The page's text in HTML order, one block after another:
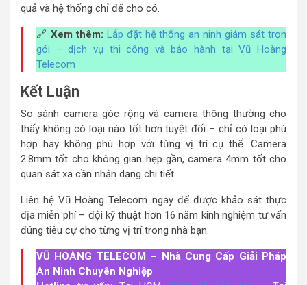
quả và hệ thống chỉ để cho có.
🔗 Xem thêm: Lắp đặt hệ thống an ninh giám sát trọn
gói – dịch vụ thi công và bảo hành tại Vũ Hoàng
Telecom
Kết Luận
So sánh camera góc rộng và camera thông thường cho
thấy không có loại nào tốt hơn tuyệt đối – chỉ có loại phù
hợp hay không phù hợp với từng vị trí cụ thể. Camera
2.8mm tốt cho không gian hẹp gần, camera 4mm tốt cho
quan sát xa cần nhận dạng chi tiết.
Liên hệ Vũ Hoàng Telecom ngay để được khảo sát thực
địa miễn phí – đội kỹ thuật hơn 16 năm kinh nghiệm tư vấn
đúng tiêu cự cho từng vị trí trong nhà bạn.
VŨ HOÀNG TELECOM – Nhà Cung Cấp Giải Pháp
An Ninh Chuyên Nghiệp